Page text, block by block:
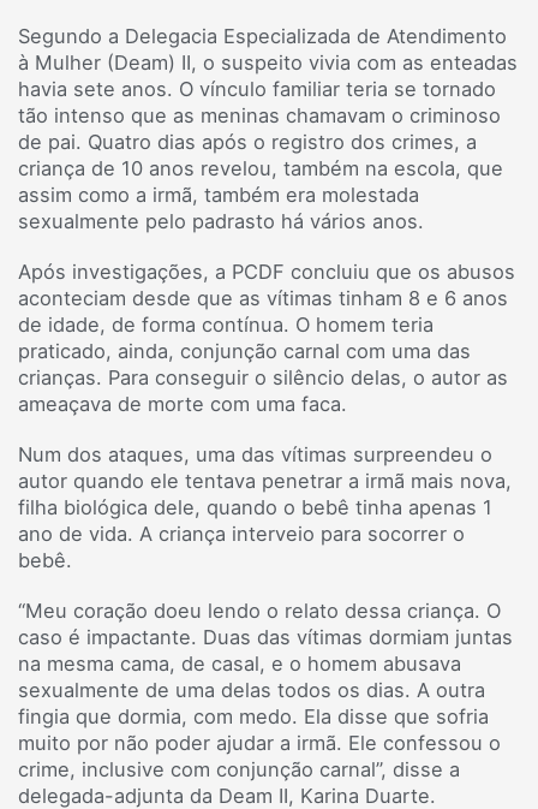
Segundo a Delegacia Especializada de Atendimento
à Mulher (Deam) II, o suspeito vivia com as enteadas
havia sete anos. O vínculo familiar teria se tornado
tão intenso que as meninas chamavam o criminoso
de pai. Quatro dias após o registro dos crimes, a
criança de 10 anos revelou, também na escola, que
assim como a irmã, também era molestada
sexualmente pelo padrasto há vários anos.
Após investigações, a PCDF concluiu que os abusos
aconteciam desde que as vítimas tinham 8 e 6 anos
de idade, de forma contínua. O homem teria
praticado, ainda, conjunção carnal com uma das
crianças. Para conseguir o silêncio delas, o autor as
ameaçava de morte com uma faca.
Num dos ataques, uma das vítimas surpreendeu o
autor quando ele tentava penetrar a irmã mais nova,
filha biológica dele, quando o bebê tinha apenas 1
ano de vida. A criança interveio para socorrer o
bebê.
“Meu coração doeu lendo o relato dessa criança. O
caso é impactante. Duas das vítimas dormiam juntas
na mesma cama, de casal, e o homem abusava
sexualmente de uma delas todos os dias. A outra
fingia que dormia, com medo. Ela disse que sofria
muito por não poder ajudar a irmã. Ele confessou o
crime, inclusive com conjunção carnal”, disse a
delegada-adjunta da Deam II, Karina Duarte.